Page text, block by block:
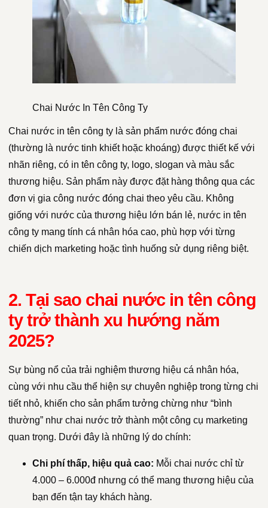
Chai Nước In Tên Công Ty
Chai nước in tên công ty là sản phẩm nước đóng chai
(thường là nước tinh khiết hoặc khoáng) được thiết kế với
nhãn riêng, có in tên công ty, logo, slogan và màu sắc
thương hiệu. Sản phẩm này được đặt hàng thông qua các
đơn vị gia công nước đóng chai theo yêu cầu. Không
giống với nước của thương hiệu lớn bán lẻ, nước in tên
công ty mang tính cá nhân hóa cao, phù hợp với từng
chiến dịch marketing hoặc tình huống sử dụng riêng biệt.
2. Tại sao chai nước in tên công
ty trở thành xu hướng năm
2025?
Sự bùng nổ của trải nghiệm thương hiệu cá nhân hóa,
cùng với nhu cầu thể hiện sự chuyên nghiệp trong từng chi
tiết nhỏ, khiến cho sản phẩm tưởng chừng như “bình
thường” như chai nước trở thành một công cụ marketing
quan trọng. Dưới đây là những lý do chính:
Chi phí thấp, hiệu quả cao: Mỗi chai nước chỉ từ
4.000 – 6.000đ nhưng có thể mang thương hiệu của
bạn đến tận tay khách hàng.